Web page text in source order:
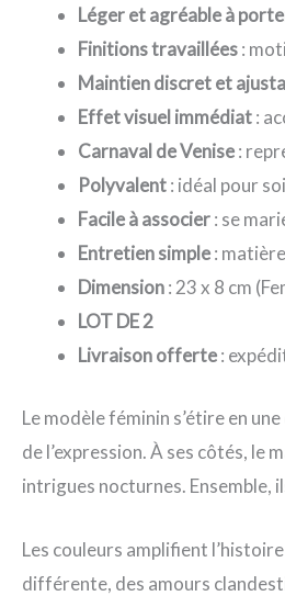
Léger et agréable à
Finitions travaillées:
Maintien discret et
Effet visuel immédiat:
Carnaval de Venise:
Polyvalent: idéal pour
Facile à associer: se
Entretien simple:
Dimension: 23 x 8 cm
LOT DE 2
Livraison offerte:
Le modèle féminin s’étire en
de l’expression. À ses côtés, le
intrigues nocturnes. Ensemble,
Les couleurs amplifient l’histoire
différente, des amours